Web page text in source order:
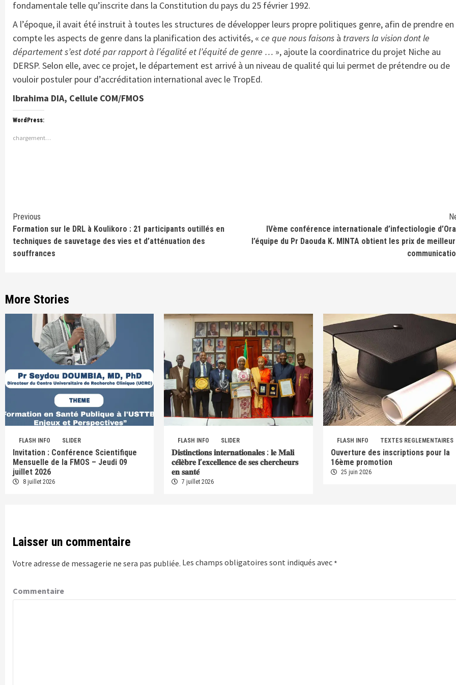
fondamentale telle qu’inscrite dans la Constitution du pays du 25 février 1992.
A l’époque, il avait été instruit à toutes les structures de développer leurs propre politiques genre, afin de prendre en
compte les aspects de genre dans la planification des activités, « ce que nous faisons à travers la vision dont le
département s’est doté par rapport à l’égalité et l’équité de genre … », ajoute la coordinatrice du projet Niche au
DERSP. Selon elle, avec ce projet, le département est arrivé à un niveau de qualité qui lui permet de prétendre ou de
vouloir postuler pour d’accréditation international avec le TropEd.
Ibrahima DIA, Cellule COM/FMOS
WordPress:
chargement…
Continue
Reading
Previous
Formation sur le DRL à Koulikoro : 21 participants outillés en
techniques de sauvetage des vies et d’atténuation des
souffrances
IVème conférence internationale d’infectiologie
l’équipe du Pr Daouda K. MINTA obtient les prix de
More Stories
FLASH INFO SLIDER
Invitation : Conférence Scientifique
Mensuelle de la FMOS – Jeudi 09
juillet 2026
8 juillet 2026
FLASH INFO SLIDER
𝐃𝐢𝐬𝐭𝐢𝐧𝐜𝐭𝐢𝐨𝐧𝐬 𝐢𝐧𝐭𝐞𝐫𝐧𝐚𝐭𝐢𝐨𝐧𝐚𝐥𝐞𝐬 : 𝐥𝐞 𝐌𝐚𝐥𝐢
𝐜𝐞́𝐥𝐞̀𝐛𝐫𝐞 𝐥’𝐞𝐱𝐜𝐞𝐥𝐥𝐞𝐧𝐜𝐞 𝐝𝐞 𝐬𝐞𝐬 𝐜𝐡𝐞𝐫𝐜𝐡𝐞𝐮𝐫𝐬
𝐞𝐧 𝐬𝐚𝐧𝐭𝐞́
7 juillet 2026
FLASH INFO TEXTES REGLEMENTAIRES
Ouverture des inscriptions pour la
16ème promotion
25 juin 2026
Laisser un commentaire
Votre adresse de messagerie ne sera pas publiée. Les champs obligatoires sont indiqués avec *
Commentaire